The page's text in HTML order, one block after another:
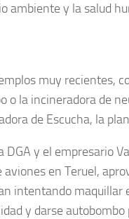
ambiente y la salud
muy recientes,
o la incineradora de
de Escucha, la
DGA y el empresario
aviones en Teruel,
intentando
y darse